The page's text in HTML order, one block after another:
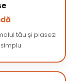
tău și plasezi